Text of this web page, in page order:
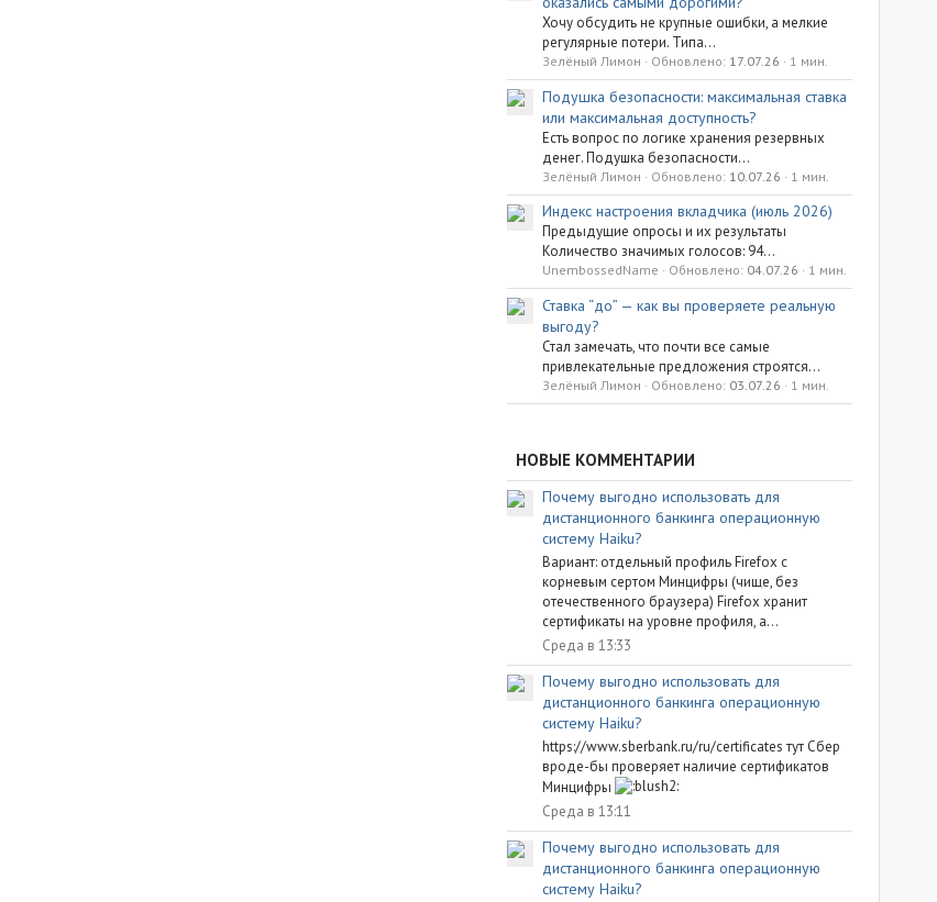
Хочу обсудить не крупные ошибки, а мелкие
регулярные потери. Типа...
Зелёный Лимон Обновлено: 17.07.26 1 мин.
Подушка безопасности: максимальная ставка
или максимальная доступность?
Есть вопрос по логике хранения резервных
денег. Подушка безопасности...
Зелёный Лимон Обновлено: 10.07.26 1 мин.
Индекс настроения вкладчика (июль 2026)
Предыдущие опросы и их результаты
Количество значимых голосов: 94...
UnembossedName Обновлено: 04.07.26 1 мин.
Ставка “до” — как вы проверяете реальную
выгоду?
Стал замечать, что почти все самые
привлекательные предложения строятся...
Зелёный Лимон Обновлено: 03.07.26 1 мин.
НОВЫЕ КОММЕНТАРИИ
Почему выгодно использовать для
дистанционного банкинга операционную
систему Haiku?
Вариант: отдельный профиль Firefox с
корневым сертом Минцифры (чище, без
отечественного браузера) Firefox хранит
сертификаты на уровне профиля, а...
Среда в 13:33
Почему выгодно использовать для
дистанционного банкинга операционную
систему Haiku?
https://www.sberbank.ru/ru/certificates тут Сбер
вроде-бы проверяет наличие сертификатов
Минцифры
Среда в 13:11
Почему выгодно использовать для
дистанционного банкинга операционную
систему Haiku?